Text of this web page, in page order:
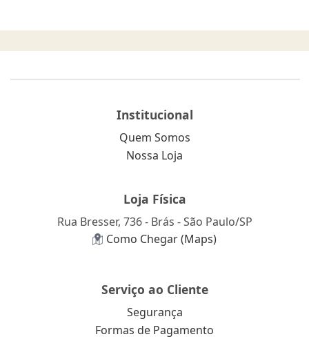
Institucional
Quem Somos
Nossa Loja
Loja Física
Rua Bresser, 736 - Brás - São Paulo/SP
Como Chegar (Maps)
Serviço ao Cliente
Segurança
Formas de Pagamento